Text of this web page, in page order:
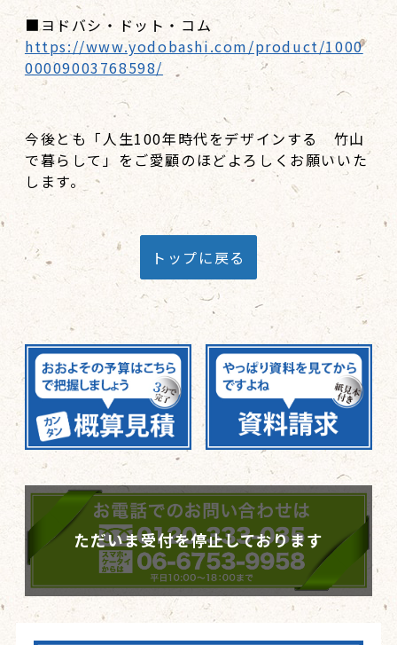
■ヨドバシ・ドット・コム
https://www.yodobashi.com/product/1000
00009003768598/
今後とも「人生100年時代をデザインする 竹山
で暮らして」をご愛顧のほどよろしくお願いいた
します。
トップに戻る
ただいま受付を停止しております